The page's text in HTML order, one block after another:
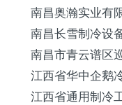
南昌奥瀚实业有限
南昌长雪制冷设
南昌市青云谱区
江西省华中企鹅
江西省通用制冷